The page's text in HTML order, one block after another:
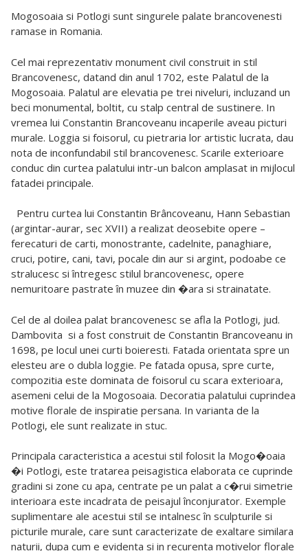
Mogosoaia si Potlogi sunt singurele palate brancovenesti
ramase in Romania.
Cel mai reprezentativ monument civil construit in stil
Brancovenesc, datand din anul 1702, este Palatul de la
Mogosoaia. Palatul are elevatia pe trei niveluri, incluzand un
beci monumental, boltit, cu stalp central de sustinere. In
vremea lui Constantin Brancoveanu incaperile aveau picturi
murale. Loggia si foisorul, cu pietraria lor artistic lucrata, dau
nota de inconfundabil stil brancovenesc. Scarile exterioare
conduc din curtea palatului intr-un balcon amplasat in mijlocul
fatadei principale.
Pentru curtea lui Constantin Brâncoveanu, Hann Sebastian
(argintar-aurar, sec XVII) a realizat deosebite opere –
ferecaturi de carti, monostrante, cadelnite, panaghiare,
cruci, potire, cani, tavi, pocale din aur si argint, podoabe ce
stralucesc si întregesc stilul brancovenesc, opere
nemuritoare pastrate în muzee din �ara si strainatate.
Cel de al doilea palat brancovenesc se afla la Potlogi, jud.
Dambovita si a fost construit de Constantin Brancoveanu in
1698, pe locul unei curti boieresti. Fatada orientata spre un
elesteu are o dubla loggie. Pe fatada opusa, spre curte,
compozitia este dominata de foisorul cu scara exterioara,
asemeni celui de la Mogosoaia. Decoratia palatului cuprindea
motive florale de inspiratie persana. In varianta de la
Potlogi, ele sunt realizate in stuc.
Principala caracteristica a acestui stil folosit la Mogo�oaia
�i Potlogi, este tratarea peisagistica elaborata ce cuprinde
gradini si zone cu apa, centrate pe un palat a c�rui simetrie
interioara este incadrata de peisajul înconjurator. Exemple
suplimentare ale acestui stil se intalnesc în sculpturile si
picturile murale, care sunt caracterizate de exaltare similara
naturii, dupa cum e evidenta si in recurenta motivelor florale